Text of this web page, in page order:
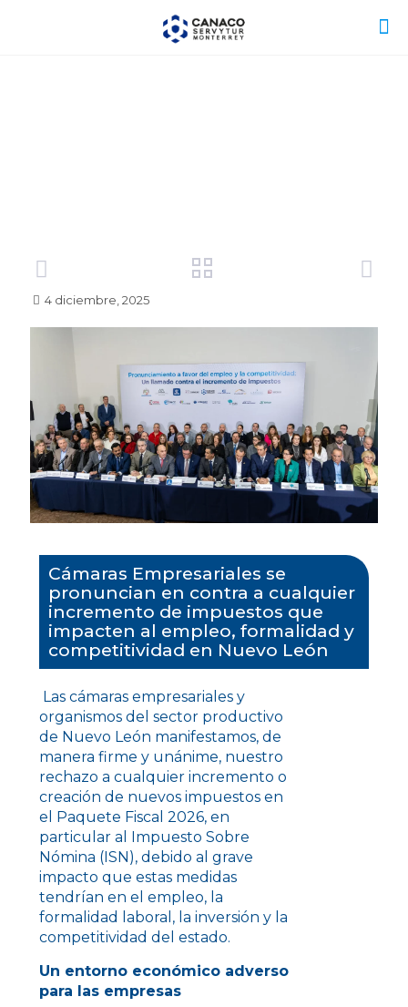
4 diciembre, 2025
Cámaras Empresariales se
pronuncian en contra a cualquier
incremento de impuestos que
impacten al empleo, formalidad y
competitividad en Nuevo León
Las cámaras empresariales y
organismos del sector productivo
de Nuevo León manifestamos, de
manera firme y unánime, nuestro
rechazo a cualquier incremento o
creación de nuevos impuestos en
el Paquete Fiscal 2026, en
particular al Impuesto Sobre
Nómina (ISN), debido al grave
impacto que estas medidas
tendrían en el empleo, la
formalidad laboral, la inversión y la
competitividad del estado.
Un entorno económico adverso
para las empresas